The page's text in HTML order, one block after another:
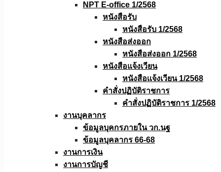
NPT E-office 1/2568
หนังสือรับ
หนังสือรับ 1/2568
หนังสือส่งออก
หนังสือส่งออก 1/2568
หนังสือแจ้งเวียน
หนังสือเเจ้งเวียน 1/2568
คำสั่งปฏิบัติราชการ
คำสั่งปฏิบัติราชการ 1/2568
งานบุคลากร
ข้อมูลบุคกรภายใน วก.นฐ
ข้อมูลบุคลากร 66-68
งานการเงิน
งานการบัญชี